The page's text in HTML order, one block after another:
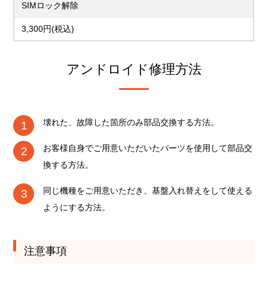
SIMロック解除
3,300円(税込)
アンドロイド修理方法
壊れた、故障した箇所のみ部品交換する方法。
お客様自身でご用意いただいたパーツを使用して部品交
換する方法。
同じ機種をご用意いただき、基盤入れ替えをして使える
ようにする方法。
注意事項